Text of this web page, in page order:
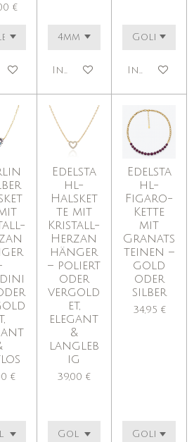
€
WarenkorbIn den Warenkorb
In den
€
Edelsta
hl-
Halsket
te mit
Kristall-
Herzan
hänger
– poliert
oder
vergold
et,
elegant
&
langleb
ig
39,00 €
Edelsta
hl-
Figaro-
Kette
mit
Granats
teinen –
gold
oder
silber
34,95 €